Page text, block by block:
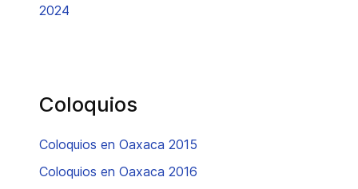
2024
Coloquios
Coloquios en Oaxaca 2015
Coloquios en Oaxaca 2016